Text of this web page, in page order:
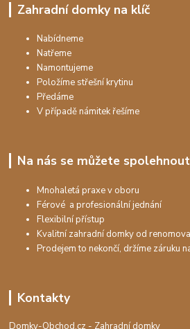
Zahradní domky na klíč
Nabídneme
Natřeme
Namontujeme
Položíme střešní krytinu
Předáme
V případě námitek řešíme
Na nás se můžete spolehnout
Mnohaletá praxe v oboru
Férové a profesionální jednání
Flexibilní přístup
Kvalitní zahradní domky od
Prodejem to nekončí, držíme záruku
Kontakty
Domky-Obchod.cz - Zahradní domky